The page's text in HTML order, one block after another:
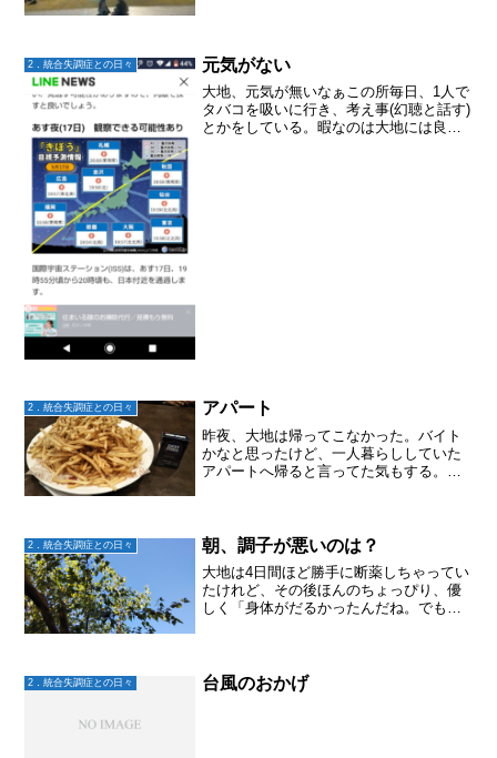
「2人とも同じ方向を...
2．統合失調症との日々 元気がない
大地、元気が無いなぁこの所毎日、1人で
タバコを吸いに行き、考え事(幻聴と話す)
とかをしている。暇なのは大地には良く
2．統合失調症との日々 アパート
昨夜、大地は帰ってこなかった。バイト
かなと思ったけど、一人暮らししていた
アパートへ帰ると言ってた気もする。そ
2．統合失調症との日々 朝、調子が悪いのは？
大地は4日間ほど勝手に断薬しちゃってい
たけれど、その後ほんのちょっぴり、優
しく「身体がだるかったんだね。でも頑
一応服薬はしている様子...
2．統合失調症との日々 台風のおかげ